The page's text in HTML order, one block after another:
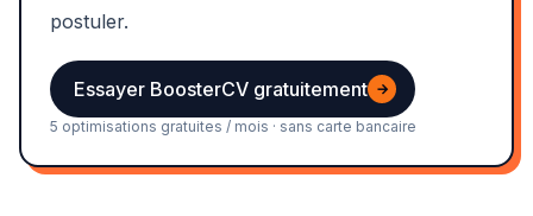
postuler.
Essayer BoosterCV gratuitement →
5 optimisations gratuites / mois · sans carte bancaire